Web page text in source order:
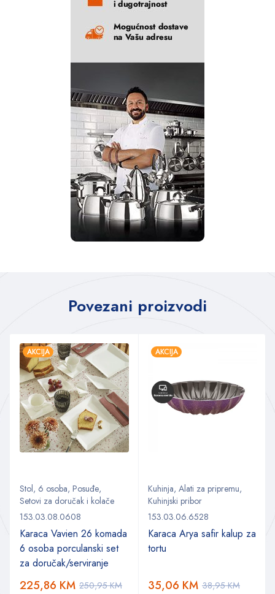
Povezani proizvodi
AKCIJA
Stol, 6 osoba, Posuđe,
Setovi za doručak i kolače
153.03.08.0608
Karaca Vavien 26 komada
6 osoba porculanski set
za doručak/serviranje
250,95KM
225,86 KM
AKCIJA
Kuhinja, Alati za pripremu,
Kuhinjski pribor
153.03.06.6528
Karaca Arya safir kalup za
tortu
38,95KM
35,06 KM